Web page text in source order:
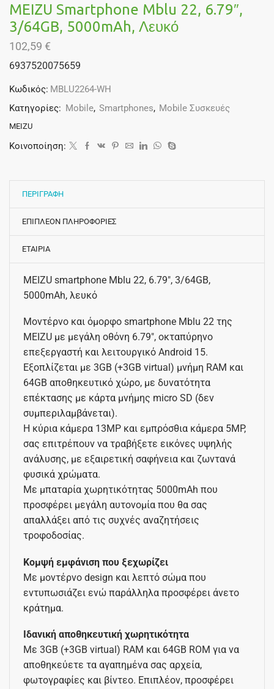
MEIZU Smartphone Mblu 22, 6.79″,
3/64GB, 5000mAh, Λευκό
102,59 €
6937520075659
Κωδικός: MBLU2264-WH
Κατηγορίες: Mobile, Smartphones, Mobile Συσκευές
MEIZU
Κοινοποίηση:
ΠΕΡΙΓΡΑΦΗ
ΕΠΙΠΛΕΟΝ ΠΛΗΡΟΦΟΡΙΕΣ
ΕΤΑΙΡΙΑ
MEIZU smartphone Mblu 22, 6.79″, 3/64GB,
5000mAh, λευκό
Μοντέρνο και όμορφο smartphone Mblu 22 της
MEIZU με μεγάλη οθόνη 6.79″, οκταπύρηνο
επεξεργαστή και λειτουργικό Android 15.
Εξοπλίζεται με 3GB (+3GB virtual) μνήμη RAM και
64GB αποθηκευτικό χώρο, με δυνατότητα
επέκτασης με κάρτα μνήμης micro SD (δεν
συμπεριλαμβάνεται).
Η κύρια κάμερα 13MP και εμπρόσθια κάμερα 5MP,
σας επιτρέπουν να τραβήξετε εικόνες υψηλής
ανάλυσης, με εξαιρετική σαφήνεια και ζωντανά
φυσικά χρώματα.
Με μπαταρία χωρητικότητας 5000mAh που
προσφέρει μεγάλη αυτονομία που θα σας
απαλλάξει από τις συχνές αναζητήσεις
τροφοδοσίας.
Κομψή εμφάνιση που ξεχωρίζει
Με μοντέρνο design και λεπτό σώμα που
εντυπωσιάζει ενώ παράλληλα προσφέρει άνετο
κράτημα.
Ιδανική αποθηκευτική χωρητικότητα
Με 3GB (+3GB virtual) RAM και 64GB ROM για να
αποθηκεύετε τα αγαπημένα σας αρχεία,
φωτογραφίες και βίντεο. Επιπλέον, προσφέρει